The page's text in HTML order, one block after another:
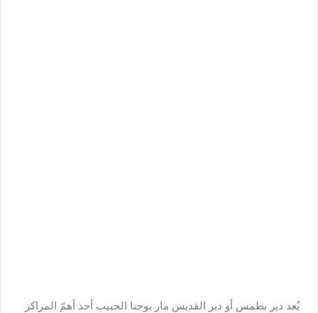
يُعد دير بطمس أو دير القديس مار يوحنا الحبيب أحد أهمّ المراكز